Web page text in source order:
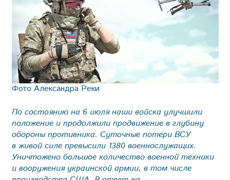
Фото Александра Реки
По состоянию на 6 июля наши вой­ска улучшили
положение и продолжили продвижение в глубину
обороны противника. Суточные потери ВСУ
в живой силе превысили 1380 военнослужащих.
Уничтожено боль­шое количество военной техники
и вооружения украинской армии, в том числе